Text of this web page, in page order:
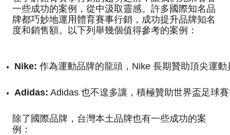
一些成功的案例，從中汲取靈感。許多國際知名品
牌都巧妙地運用體育賽事行銷，成功提升品牌知名
度和銷售額。以下列舉幾個值得參考的案例：
Nike: 作為運動品牌的龍頭，Nike 長期贊助頂尖運
Adidas: Adidas 也不遑多讓，積極贊助世界盃足球
除了國際品牌，台灣本土品牌也有一些成功的案
例：